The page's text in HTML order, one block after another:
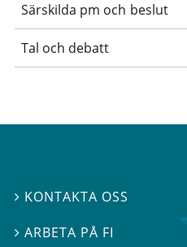
Särskilda pm och beslut
Tal och debatt
 KONTAKTA OSS
 ARBETA PÅ FI